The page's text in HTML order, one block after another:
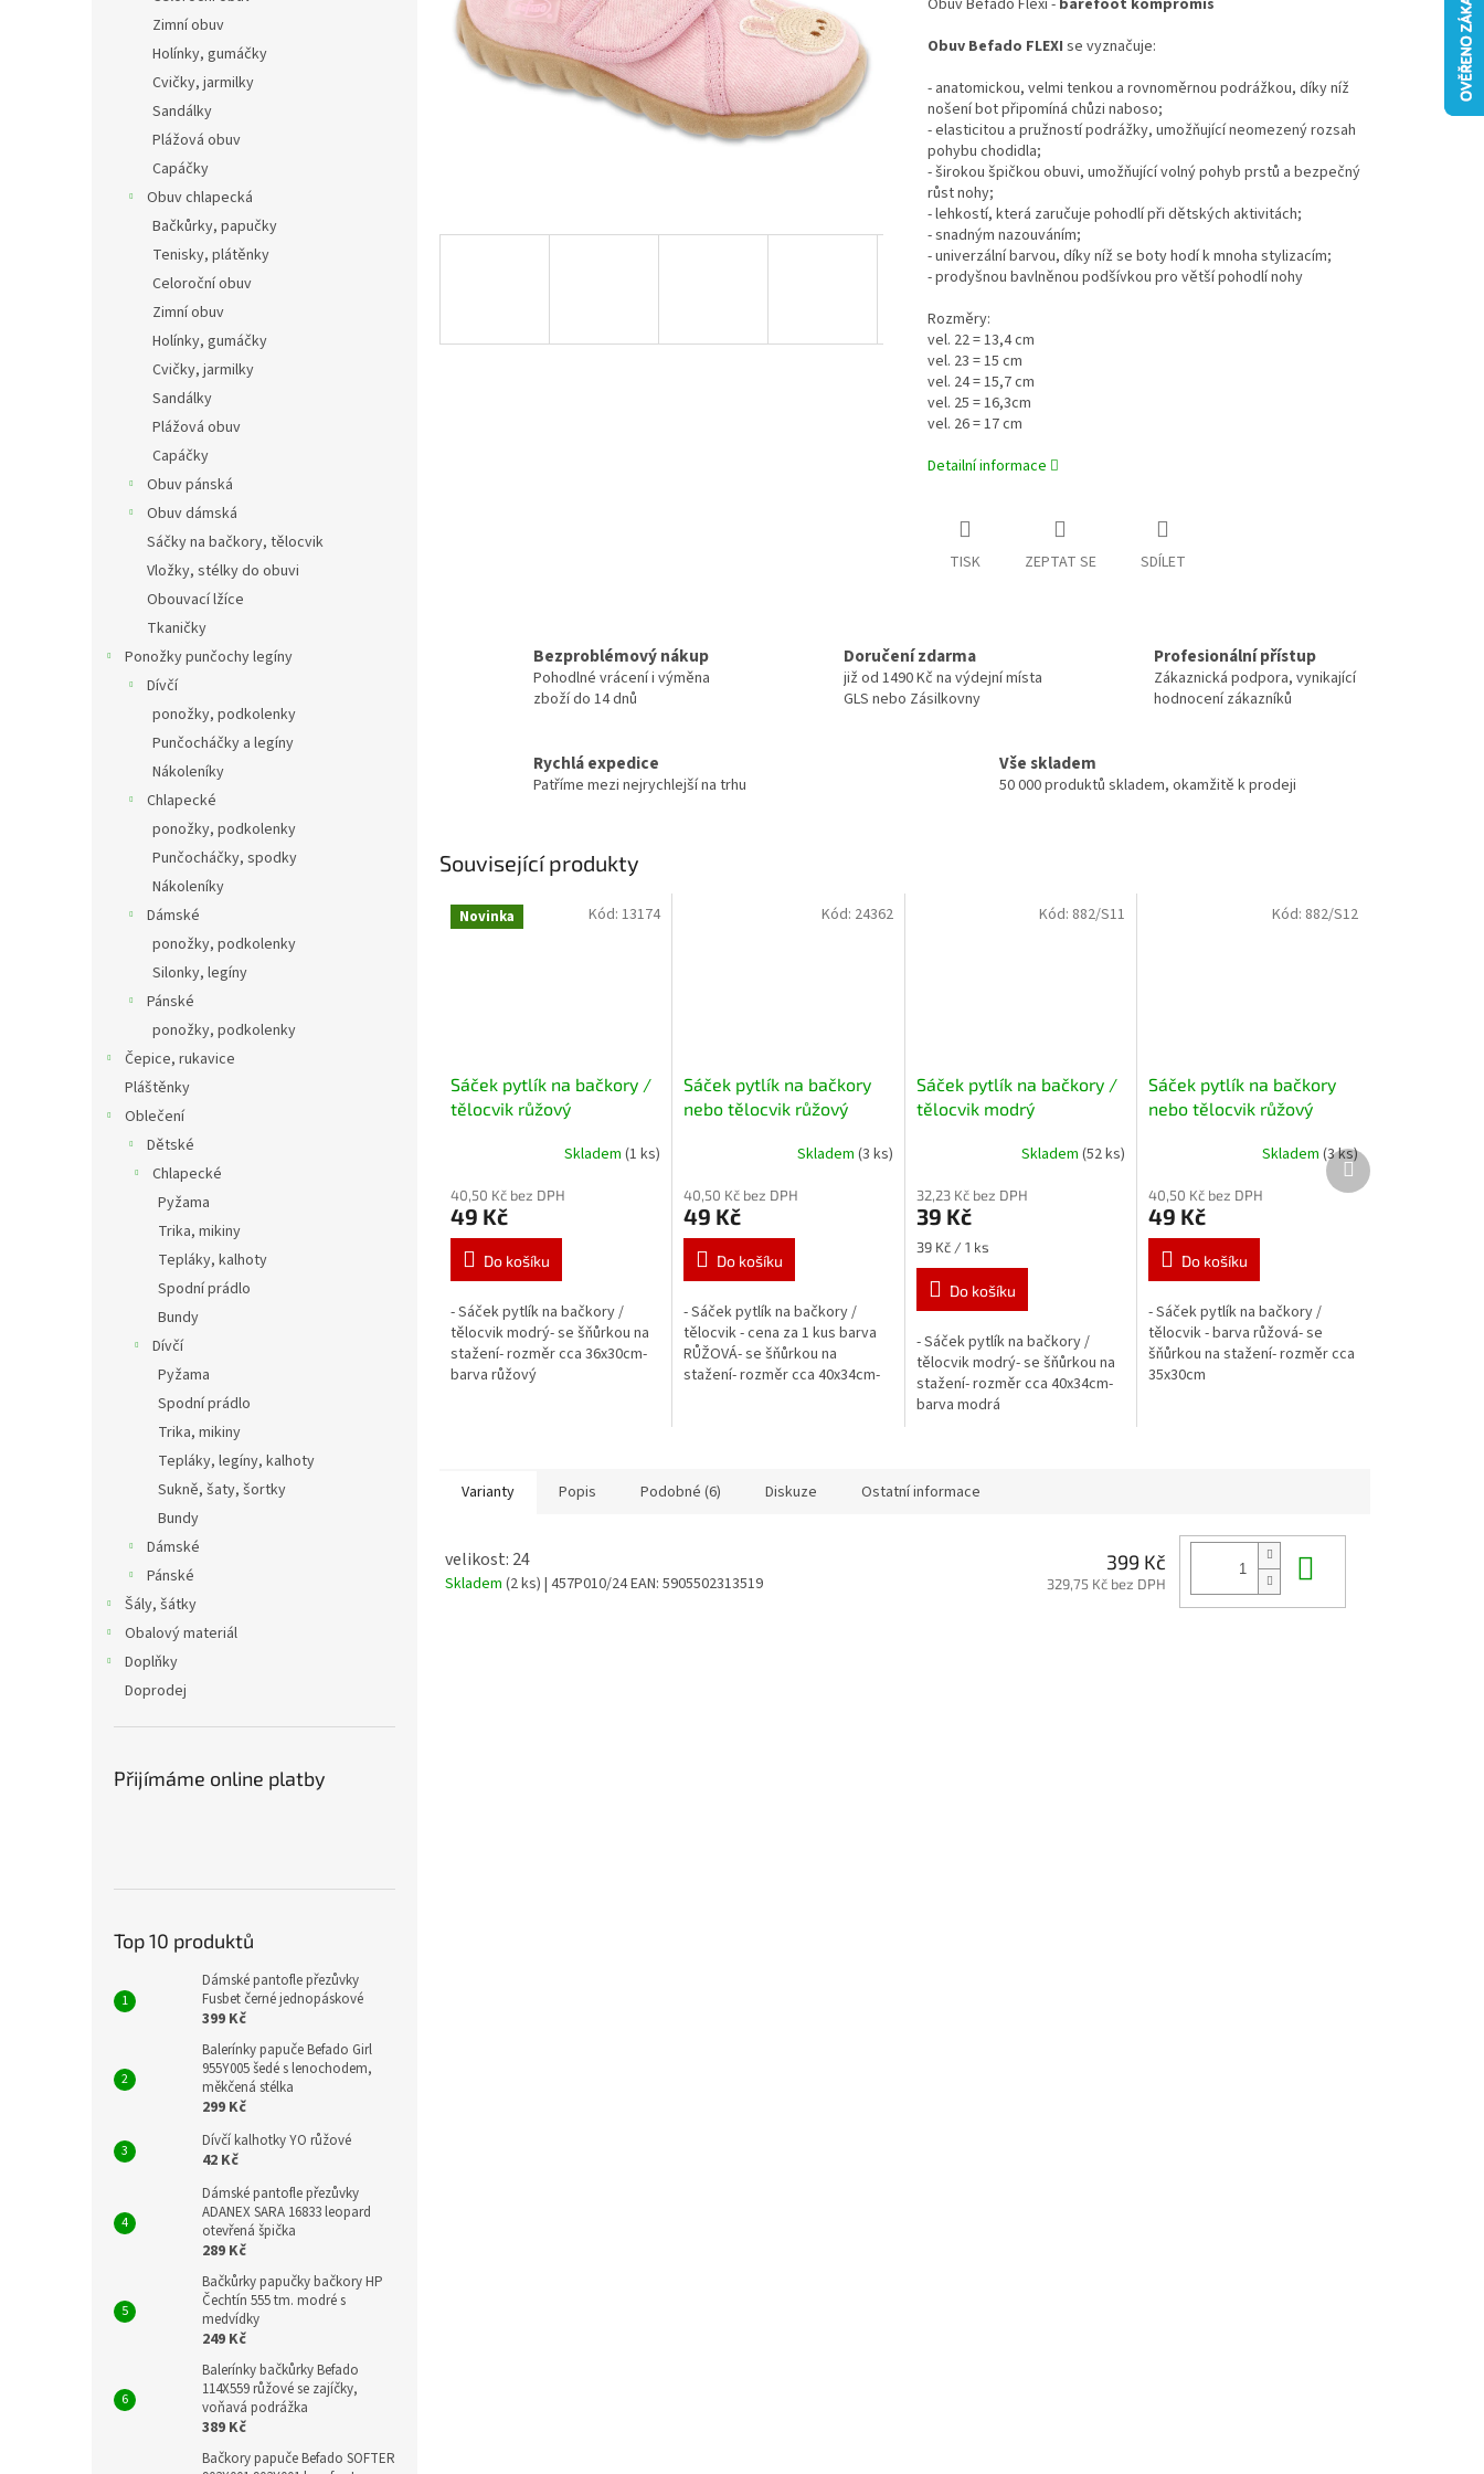
Zimní obuv
Holínky, gumáčky
Cvičky, jarmilky
Sandálky
Plážová obuv
Capáčky
Obuv chlapecká
Bačkůrky, papučky
Tenisky, plátěnky
Celoroční obuv
Zimní obuv
Holínky, gumáčky
Cvičky, jarmilky
Sandálky
Plážová obuv
Capáčky
Obuv pánská
Obuv dámská
Sáčky na bačkory, tělocvik
Vložky, stélky do obuvi
Obouvací lžíce
Tkaničky
Ponožky punčochy legíny
Dívčí
ponožky, podkolenky
Punčocháčky a legíny
Nákoleníky
Chlapecké
ponožky, podkolenky
Punčocháčky, spodky
Nákoleníky
Dámské
ponožky, podkolenky
Silonky, legíny
Pánské
ponožky, podkolenky
Čepice, rukavice
Pláštěnky
Oblečení
Dětské
Chlapecké
Pyžama
Trika, mikiny
Tepláky, kalhoty
Spodní prádlo
Bundy
Dívčí
Pyžama
Spodní prádlo
Trika, mikiny
Tepláky, legíny, kalhoty
Sukně, šaty, šortky
Bundy
Dámské
Pánské
Šály, šátky
Obalový materiál
Doplňky
Doprodej
Přijímáme online platby
Top 10 produktů
Dámské pantofle přezůvky
Fusbet černé jednopáskové
399 Kč
Balerínky papuče Befado Girl
955Y005 šedé s lenochodem,
měkčená stélka
299 Kč
Dívčí kalhotky YO růžové
42 Kč
Dámské pantofle přezůvky
ADANEX SARA 16833 leopard
otevřená špička
289 Kč
Bačkůrky papučky bačkory HP
Čechtín 555 tm. modré s
medvídky
249 Kč
Balerínky bačkůrky Befado
114X559 růžové se zajíčky,
voňavá podrážka
389 Kč
Bačkory papuče Befado SOFTER
Obuv Befado Flexi - barefoot kompromis
Obuv Befado FLEXI se vyznačuje:
- anatomickou, velmi tenkou a rovnoměrnou podrážkou, díky níž
nošení bot připomíná chůzi naboso;
- elasticitou a pružností podrážky, umožňující neomezený rozsah
pohybu chodidla;
- širokou špičkou obuvi, umožňující volný pohyb prstů a bezpečný
růst nohy;
- lehkostí, která zaručuje pohodlí při dětských aktivitách;
- snadným nazouváním;
- univerzální barvou, díky níž se boty hodí k mnoha stylizacím;
- prodyšnou bavlněnou podšívkou pro větší pohodlí nohy
Rozměry:
vel. 22 = 13,4 cm
vel. 23 = 15 cm
vel. 24 = 15,7 cm
vel. 25 = 16,3cm
vel. 26 = 17 cm
Detailní informace
TISK ZEPTAT SE SDÍLET
Bezproblémový nákup
Pohodlné vrácení i výměna
zboží do 14 dnů
Doručení zdarma
již od 1490 Kč na výdejní místa
GLS nebo Zásilkovny
Profesionální přístup
Zákaznická podpora, vynikající
hodnocení zákazníků
Rychlá expedice
Patříme mezi nejrychlejší na trhu
Vše skladem
50 000 produktů skladem, okamžitě k prodeji
Související produkty
Novinka
Sáček pytlík na bačkory /
tělocvik růžový
Skladem (1 ks)
40,50 Kč bez DPH
49 Kč
Do košíku
- Sáček pytlík na bačkory /
tělocvik modrý- se šňůrkou na
stažení- rozměr cca 36x30cm-
barva růžový
Kód: 13174
Sáček pytlík na bačkory
nebo tělocvik růžový
Skladem (3 ks)
40,50 Kč bez DPH
49 Kč
Do košíku
- Sáček pytlík na bačkory /
tělocvik - cena za 1 kus barva
RŮŽOVÁ- se šňůrkou na
stažení- rozměr cca 40x34cm-
Kód: 24362
Sáček pytlík na bačkory /
tělocvik modrý
Skladem(52 ks)
32,23 Kč bez DPH
39 Kč
Měrná
cena:
39 Kč / 1 ks
Do košíku
- Sáček pytlík na bačkory /
tělocvik modrý- se šňůrkou na
stažení- rozměr cca 40x34cm-
barva modrá
Kód: 882/S11
Sáček pytlík na bačkory
nebo tělocvik růžový
Skladem (3 ks)
40,50 Kč bez DPH
49 Kč
Do košíku
- Sáček pytlík na bačkory /
tělocvik - barva růžová- se
šňůrkou na stažení- rozměr cca
35x30cm
Kód: 882/S12
Další
produkt
Varianty Popis Podobné (6) Diskuze Ostatní informace
velikost: 24
Skladem (2 ks) | 457P010/24EAN: 5905502313519
399 Kč
329,75 Kč bez DPH